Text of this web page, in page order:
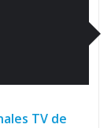
TV de